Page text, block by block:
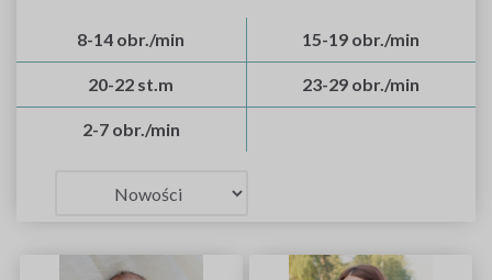
8-14 obr./min 15-19 obr./min
20-22 st.m 23-29 obr./min
2-7 obr./min